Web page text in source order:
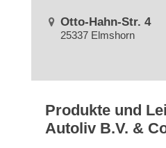
Otto-Hahn-Str. 4
25337 Elmshorn
Produkte und
Autoliv B.V. &